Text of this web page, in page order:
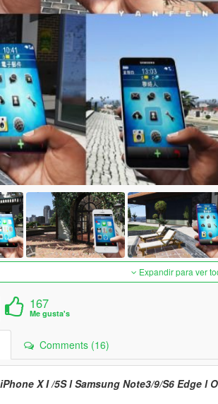
Expandir para ver
167
Me gusta's
Comments (16)
X I /5S l Samsung Note3/9/S6 Edge l